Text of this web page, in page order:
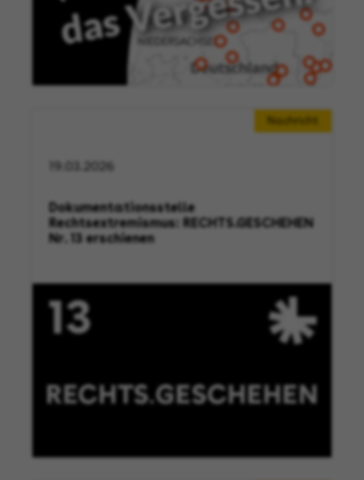
Nachricht
19.03.2026
Dokumentationsstelle
Rechtsextremismus: RECHTS.GESCHEHEN
Nr. 13 erschienen